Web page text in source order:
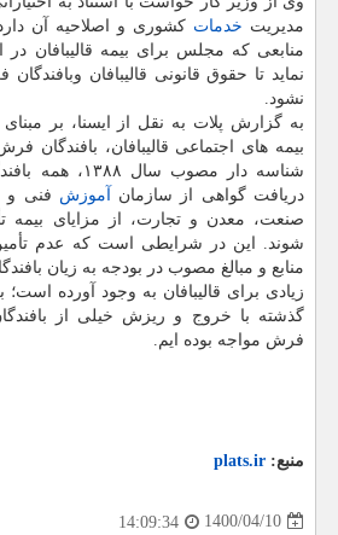
مدیریت خدمات کشوری و اصلاحیه آن
منابعی که مجلس برای بیمه قالیبافان در
نماید تا حقوق قانونی قالیبافان
نشود.
به گزارش پلات به نقل از ایسنا، بر مبنای
بیمه های اجتماعی قالیبافان، بافندگان
شناسه دار مصوب
دریافت گواهی از سازمان
آموزش فنی و
صنعت، معدن و تجارت، از مزایای بیمه
شوند. این در شرایطی است که عدم
منابع و مبالغ مصوب در بودجه به زیان
زیادی برای قالیبافان به وجود آورده
گذشته با خروج و ریزش خیلی از
فرش مواجه بوده ایم.
منبع: plats.ir
1400/04/10
14:09:34